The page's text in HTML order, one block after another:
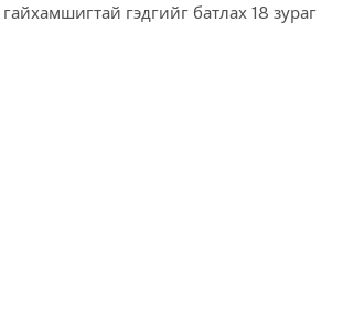
гэдгийг батлах 18 зураг